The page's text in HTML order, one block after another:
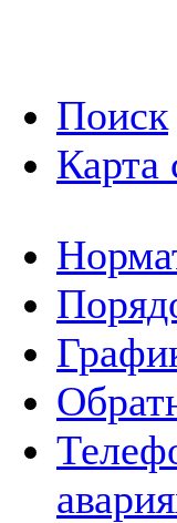
Поиск
Карта